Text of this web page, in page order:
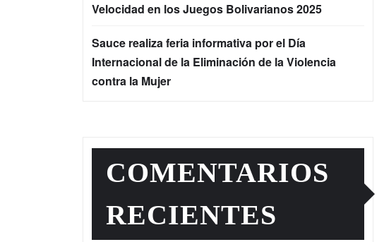
Velocidad en los Juegos Bolivarianos 2025
Sauce realiza feria informativa por el Día
Internacional de la Eliminación de la Violencia
contra la Mujer
COMENTARIOS
RECIENTES